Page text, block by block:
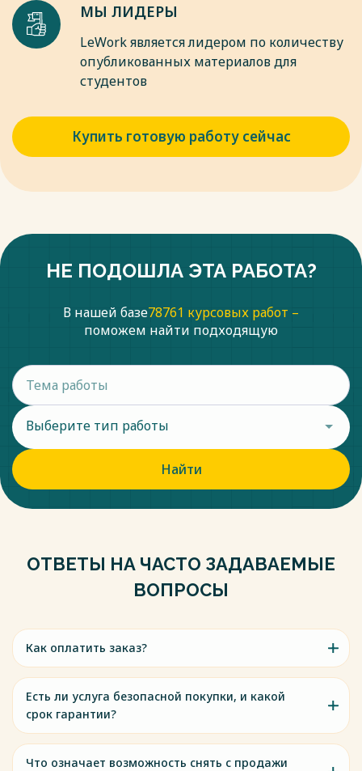
МЫ ЛИДЕРЫ
LeWork является лидером по количеству
опубликованных материалов для
студентов
Купить готовую работу сейчас
НЕ ПОДОШЛА ЭТА РАБОТА?
В нашей базе78761 курсовых работ –
поможем найти подходящую
Выберите тип работы
Найти
ОТВЕТЫ НА ЧАСТО ЗАДАВАЕМЫЕ
ВОПРОСЫ
Как оплатить заказ?
Есть ли услуга безопасной покупки, и какой
срок гарантии?
Что означает возможность снять с продажи